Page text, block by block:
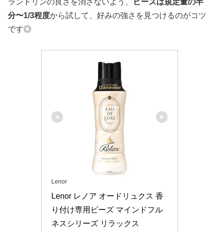
分〜1/3程度から試して、好みの強さを見つけるのがコツ
です◎
Lenor
Lenor レノア オードリュクス 香
り付け専用ビーズ マインドフル
ネスシリーズ リラックス